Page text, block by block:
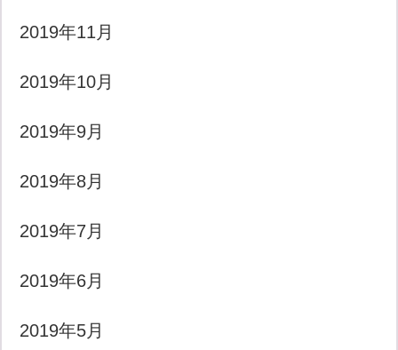
2019年11月
2019年10月
2019年9月
2019年8月
2019年7月
2019年6月
2019年5月